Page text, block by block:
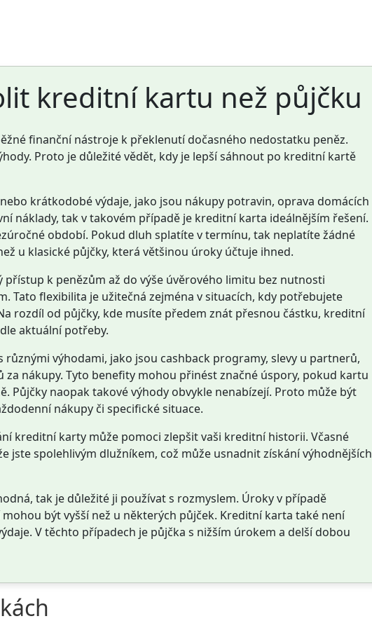
kreditní kartu než půjčku
finanční nástroje k překlenutí dočasného nedostatku peněz.
Proto je důležité vědět, kdy je lepší sáhnout po kreditní kartě
krátkodobé výdaje, jako jsou nákupy potravin, oprava domácích
náklady, tak v takovém případě je kreditní karta ideálnějším řešení.
období. Pokud dluh splatíte v termínu, tak neplatíte žádné
u klasické půjčky, která většinou úroky účtuje ihned.
k penězům až do výše úvěrového limitu bez nutnosti
Tato flexibilita je užitečná zejména v situacích, kdy potřebujete
rozdíl od půjčky, kde musíte předem znát přesnou částku, kreditní
aktuální potřeby.
výhodami, jako jsou cashback programy, slevy u partnerů,
nákupy. Tyto benefity mohou přinést značné úspory, pokud kartu
Půjčky naopak takové výhody obvykle nenabízejí. Proto může být
nákupy či specifické situace.
kreditní karty může pomoci zlepšit vaši kreditní historii. Včasné
jste spolehlivým dlužníkem, což může usnadnit získání výhodnějších
tak je důležité ji používat s rozmyslem. Úroky v případě
být vyšší než u některých půjček. Kreditní karta také není
V těchto případech je půjčka s nižším úrokem a delší dobou